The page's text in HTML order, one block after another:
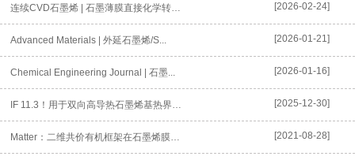
[2026-02-24]
连续CVD石墨烯 | 石墨薄膜直接化学转化为氧化石墨烯，无需剥离
[2026-01-21]
Advanced Materials | 外延石墨烯/S...
[2026-01-16]
Chemical Engineering Journal | 石墨...
[2025-12-30]
IF 11.3！用于双向高导热石墨烯基热界面材料的石墨烯薄膜
[2021-08-28]
Matter：二维共价有机框架在石墨烯膜中的三重身份